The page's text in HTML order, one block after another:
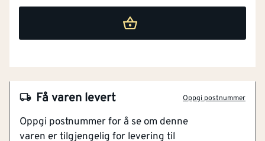
Få varen levert Oppgi postnummer
Oppgi postnummer for å se om denne
varen er tilgjengelig for levering til
Erstatter kompliserte beslag
Formbart og selvklebende
tettebånd som gir en rask, sikker og estetisk løsning